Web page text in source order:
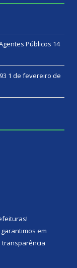
Públicos 14
1 de fevereiro de
!
em
transparência